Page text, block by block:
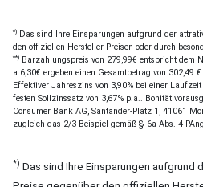
*) Das sind Ihre Einsparungen aufgrund der
den offiziellen Hersteller-Preisen oder durch
**) Barzahlungspreis von 279,99€ entspricht dem
a 6,30€ ergeben einen Gesamtbetrag von 302,49
Effektiver Jahreszins von 3,90% bei einer
festen Sollzinssatz von 3,67% p.a.. Bonität
Consumer Bank AG, Santander-Platz 1, 41061
zugleich das 2/3 Beispiel gemäß § 6a Abs. 4
*) Das sind Ihre Einsparungen aufgrund